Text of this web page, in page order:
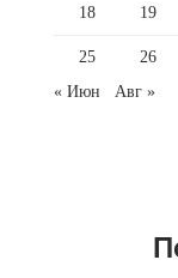
18 19
25 26
« Июн
Авг »